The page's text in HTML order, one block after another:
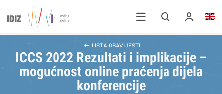
LISTA OBAVIJESTI
ICCS 2022 Rezultati i implikacije –
mogućnost online praćenja dijela
konferencije